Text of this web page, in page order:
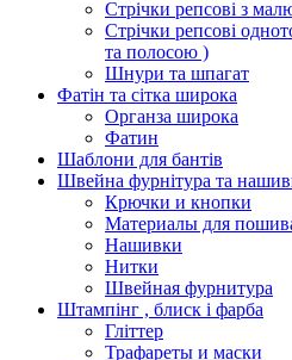
Стрічки репсові з
Стрічки репсові
та полосою )
Шнури та шпагат
Фатін та сітка широка
Органза широка
Фатин
Шаблони для бантів
Швейна фурнітура та
Крючки и кнопки
Материалы для
Нашивки
Нитки
Швейная фурнитура
Штампінг , блиск і фарба
Гліттер
Трафареты и маски